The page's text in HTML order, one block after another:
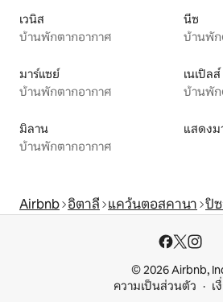
เวนิส
บ้านพักตากอากาศ
นีซ
บ้านพัก
มาร์แซย์
บ้านพักตากอากาศ
เนเปิลส์
บ้านพัก
มิลาน
บ้านพักตากอากาศ
แสดงม
Airbnb อิตาลี แคว้นตอสคานา ปิ
© 2026 Airbnb,
ความเป็นส่วนตัว
เ